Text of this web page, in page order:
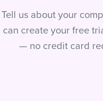
Tell us about your
can create your free
— no credit card